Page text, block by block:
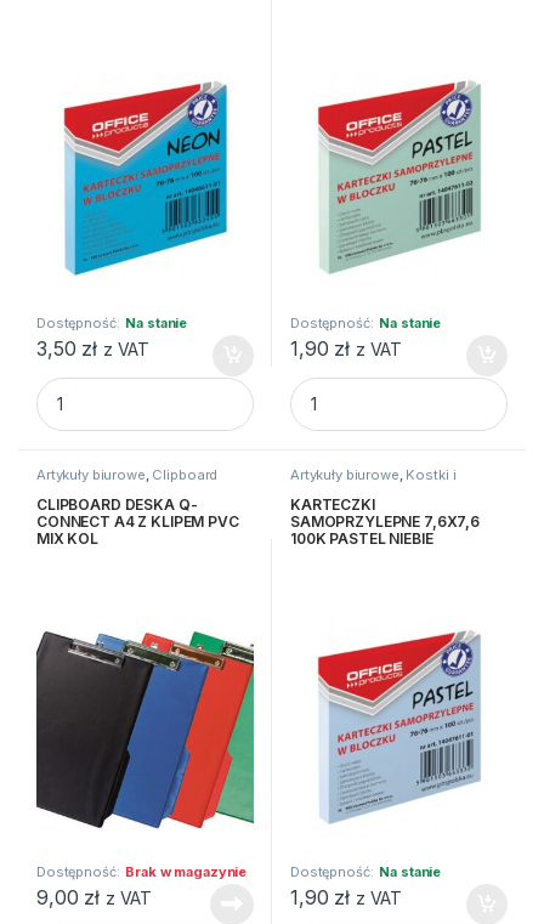
Dostępność: Na stanie
3,50 zł z VAT
BLOCZEK SAMO.P OFFICE 7,6X7,6, 100K NEON NIEBIESKI
Dostępność: Na stanie
1,90 zł z VAT
KARTECZKI
Artykuły biurowe Clipboard
CLIPBOARD DESKA Q-
CONNECT A4 Z KLIPEM PVC
MIX KOL
Dostępność: Brak w magazynie
9,00 zł z VAT
Artykuły biurowe Kostki i
karteczki
KARTECZKI
SAMOPRZYLEPNE 7,6X7,6
100K PASTEL NIEBIE
Dostępność: Na stanie
1,90 zł z VAT